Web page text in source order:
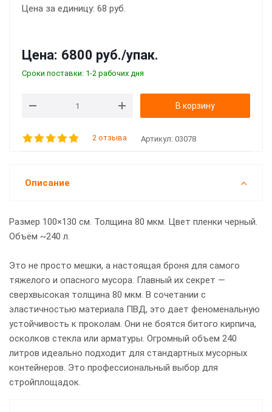
Цена за единицу: 68 руб.
Цена: 6800 руб./упак.
Сроки поставки: 1-2 рабочих дня
В корзину
2 отзыва Артикул: 03078
Описание
Размер 100×130 см. Толщина 80 мкм. Цвет пленки черный.
Объём ~240 л.
Это не просто мешки, а настоящая броня для самого
тяжелого и опасного мусора. Главный их секрет —
сверхвысокая толщина 80 мкм. В сочетании с
эластичностью материала ПВД, это дает феноменальную
устойчивость к проколам. Они не боятся битого кирпича,
осколков стекла или арматуры. Огромный объем 240
литров идеально подходит для стандартных мусорных
контейнеров. Это профессиональный выбор для
стройплощадок.